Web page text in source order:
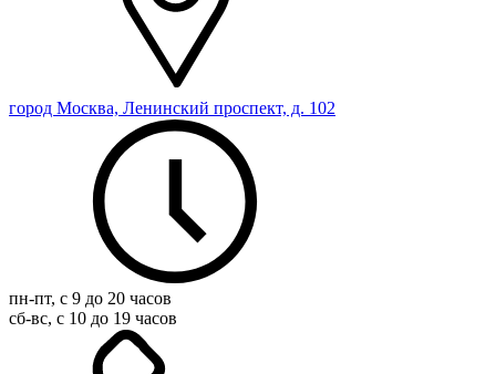
город Москва, Ленинский проспект, д. 102
пн-пт, с 9 до 20 часов
сб-вс, с 10 до 19 часов